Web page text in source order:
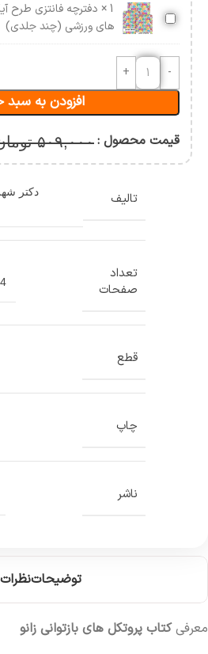
دفترچه
فانتزی
طرح
آیکون
های
جلدی)
1
× دفترچه فانتزی طرح
های ورزشی (چند جلدی)
افزودن به سبد
قیمت محصول :۵۰۹,۰۰۰
تالیف دکتر
تعداد
صفحات
قطع
چاپ
ناشر
توضیحاتنظرات
معرفیکتاب پروتکل های بازتوانی زانو